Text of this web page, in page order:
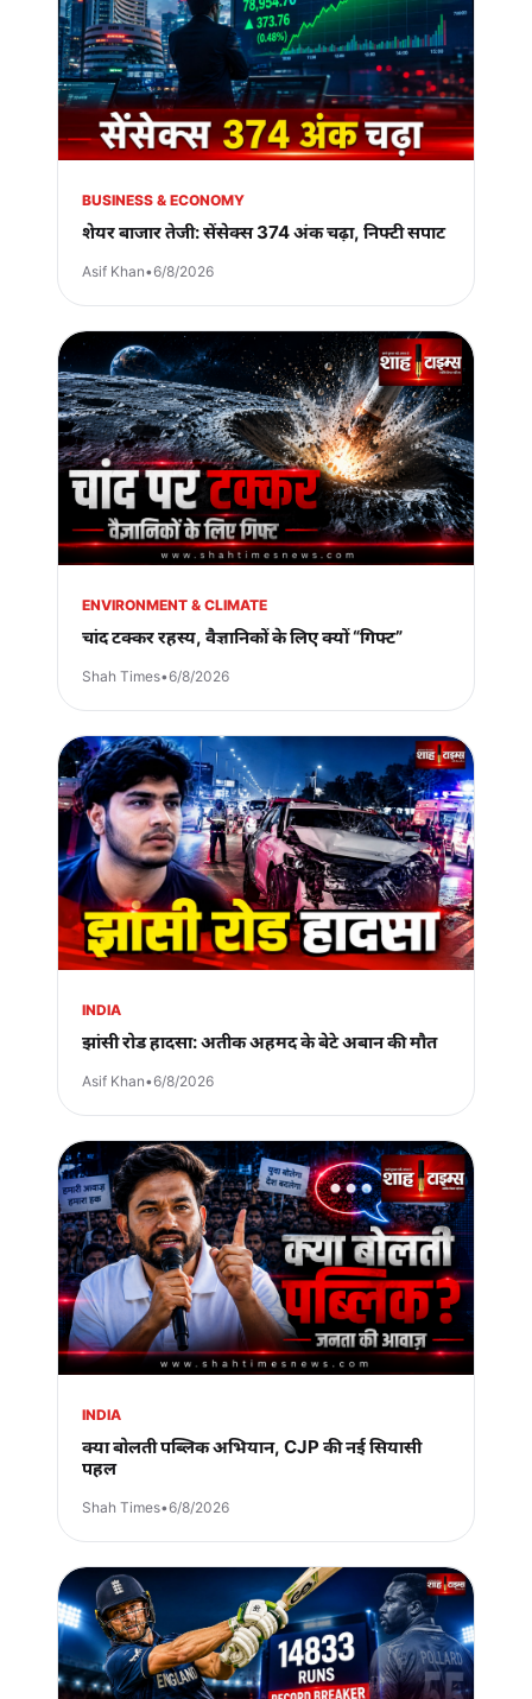
BUSINESS & ECONOMY
शेयर बाजार तेजी: सेंसेक्स 374 अंक चढ़ा, निफ्टी सपाट
Asif Khan•6/8/2026
ENVIRONMENT & CLIMATE
चांद टक्कर रहस्य, वैज्ञानिकों के लिए क्यों “गिफ्ट”
Shah Times•6/8/2026
INDIA
झांसी रोड हादसा: अतीक अहमद के बेटे अबान की मौत
Asif Khan•6/8/2026
INDIA
क्या बोलती पब्लिक अभियान, CJP की नई सियासी
पहल
Shah Times•6/8/2026